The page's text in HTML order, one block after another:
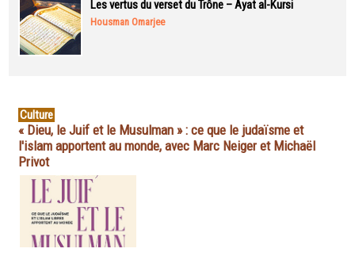
Les vertus du verset du Trône – Ayat al-Kursi
Housman Omarjee
Culture
« Dieu, le Juif et le Musulman » : ce que le judaïsme et
l'islam apportent au monde, avec Marc Neiger et Michaël
Privot